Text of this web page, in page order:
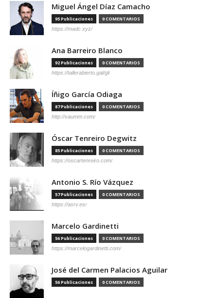
Miguel Ángel Díaz Camacho
95 Publicaciones 0 COMENTARIOS
https://madc.xyz/
Ana Barreiro Blanco
92 Publicaciones 0 COMENTARIOS
https://tallerabierto.gal/gl/
Íñigo García Odiaga
87 Publicaciones 0 COMENTARIOS
http://vaumm.com/
Óscar Tenreiro Degwitz
85 Publicaciones 0 COMENTARIOS
https://oscartenreiro.com/
Antonio S. Río Vázquez
57 Publicaciones 0 COMENTARIOS
https://asrv.es/
Marcelo Gardinetti
56 Publicaciones 0 COMENTARIOS
https://marcelogardinetti.com/
José del Carmen Palacios Aguilar
56 Publicaciones 0 COMENTARIOS